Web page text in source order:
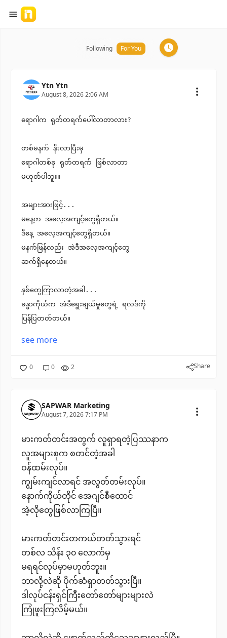
Following For You
For You
Ytn Ytn
August 8, 2026 2:06 AM
ရောဂါက ရုတ်တရက်ပေါ်လာတာလား?
တစ်မနက် နိုးလာပြီးမှ
ရောဂါတစ်ခု ရုတ်တရက် ဖြစ်လာတာ
မဟုတ်ပါဘူး။
အများအားဖြင့်...
မနေ့က အလေ့အကျင့်တွေရှိတယ်။
ဒီနေ့ အလေ့အကျင့်တွေရှိတယ်။
မနက်ဖြန်လည်း အဲဒီအလေ့အကျင့်တွေ
ဆက်ရှိနေတယ်။
နှစ်တွေကြာလာတဲ့အခါ...
ခန္ဓာကိုယ်က အဲဒီရွေးချယ်မှုတွေရဲ့ ရလဒ်ကို
ပြန်ပြတတ်တယ်။
see more
0 0 2 Share
SAPWAR Marketing
August 7, 2026 7:17 PM
မားကတ်တင်းအတွက် လူရှာရတဲ့ပြဿနာက
လူအများစုက စတင်တဲ့အခါ
ဝန်ထမ်းလုပ်။
ကျွမ်းကျင်လာရင် အလွတ်တမ်းလုပ်။
နောက်ကိုယ်တိုင် အေဂျင်စီထောင်
အဲ့လိုတွေဖြစ်လာကြပြီ။
မားကတ်တင်းတကယ်တတ်သွားရင်
တစ်လ သိန်း ၃၀ လောက်မှ
မရရင်လုပ်မှာမဟုတ်ဘူး။​
ဘာလို့လဲဆို ပိုက်ဆံရှာတတ်သွားပြီ။
ဒါလုပ်ငန်းရှင်ကြီးတော်တော်များများလဲ
ကြုံဖူးကြလိမ့်မယ်။